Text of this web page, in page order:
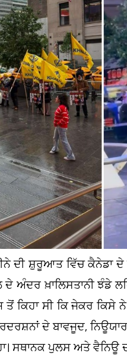
ਦੀ ਸ਼ੁਰੂਆਤ ਵਿੱਚ ਕੈਨੇਡਾ
ਅੰਦਰ ਖ਼ਾਲਿਸਤਾਨੀ ਝੰਡੇ
ਸੀ ਕਿ ਜੇਕਰ ਕਿਸੇ ਨੇ
ਦੇ ਬਾਵਜੂਦ,
ਸਥਾਨਕ ਪੁਲਸ ਅਤੇ ਵੈਨਿਊ